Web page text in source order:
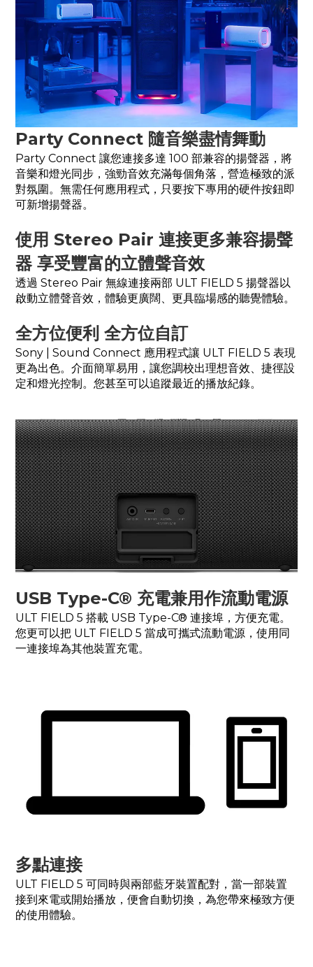
Party Connect 隨音樂盡情舞動
Party Connect 讓您連接多達 100 部兼容的揚聲器，將
音樂和燈光同步，強勁音效充滿每個角落，營造極致的派
對氛圍。無需任何應用程式，只要按下專用的硬件按鈕即
可新增揚聲器。
使用 Stereo Pair 連接更多兼容揚聲
器 享受豐富的立體聲音效
透過 Stereo Pair 無線連接兩部 ULT FIELD 5 揚聲器以
啟動立體聲音效，體驗更廣闊、更具臨場感的聽覺體驗。
全方位便利 全方位自訂
Sony | Sound Connect 應用程式讓 ULT FIELD 5 表現
更為出色。介面簡單易用，讓您調校出理想音效、捷徑設
定和燈光控制。您甚至可以追蹤最近的播放紀錄。
USB Type-C® 充電兼用作流動電源
ULT FIELD 5 搭載 USB Type-C® 連接埠，方便充電。
您更可以把 ULT FIELD 5 當成可攜式流動電源，使用同
一連接埠為其他裝置充電。
多點連接
ULT FIELD 5 可同時與兩部藍牙裝置配對，當一部裝置
接到來電或開始播放，便會自動切換，為您帶來極致方便
的使用體驗。